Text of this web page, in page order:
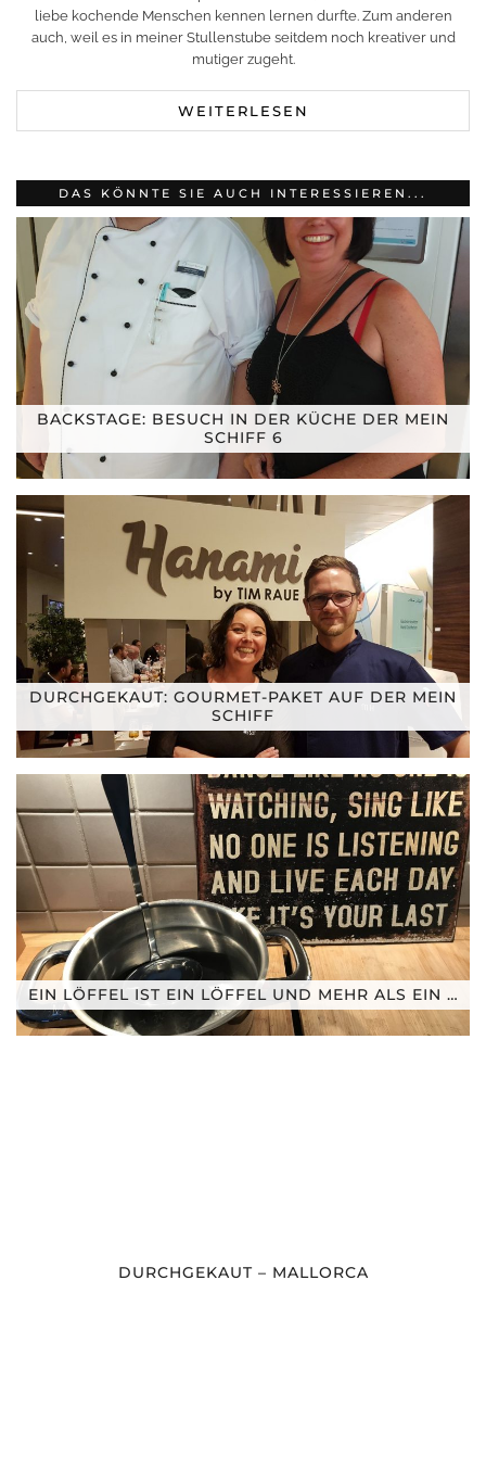
liebe kochende Menschen kennen lernen durfte. Zum anderen
auch, weil es in meiner Stullenstube seitdem noch kreativer und
mutiger zugeht.
WEITERLESEN
DAS KÖNNTE SIE AUCH INTERESSIEREN...
BACKSTAGE: BESUCH IN DER KÜCHE DER MEIN
SCHIFF 6
DURCHGEKAUT: GOURMET-PAKET AUF DER MEIN
SCHIFF
EIN LÖFFEL IST EIN LÖFFEL UND MEHR ALS EIN …
DURCHGEKAUT – MALLORCA